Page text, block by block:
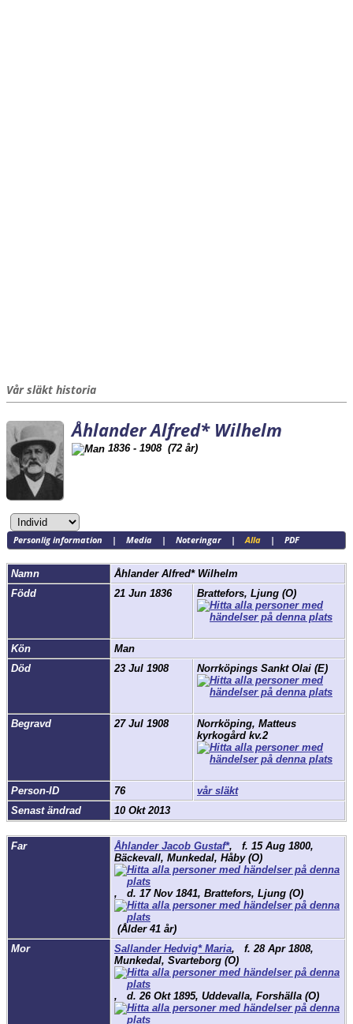
Vår släkt historia
Åhlander Alfred* Wilhelm
1836 - 1908 (72 år)
Personlig information | Media| Noteringar|Alla| PDF
Namn Åhlander Alfred* Wilhelm
Född
21 Jun 1836 Brattefors, Ljung (O)
Kön
Man
Död
23 Jul 1908 Norrköpings Sankt Olai (E)
Begravd 27 Jul 1908
Norrköping, Matteus
kyrkogård kv.2
Person-ID 76
vår släkt
Senast ändrad
10 Okt 2013
Far Åhlander Jacob Gustaf*, f. 15 Aug 1800,
Bäckevall, Munkedal, Håby (O)
, d. 17 Nov 1841, Brattefors, Ljung (O)
(Ålder 41 år)
Mor
Sallander Hedvig* Maria, f. 28 Apr 1808,
Munkedal, Svarteborg (O)
, d. 26 Okt 1895, Uddevalla, Forshälla (O)